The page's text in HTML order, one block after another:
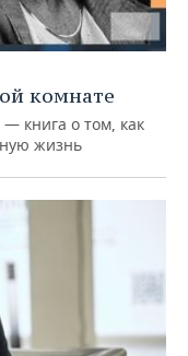
комнате
книга о том, как
жизнь